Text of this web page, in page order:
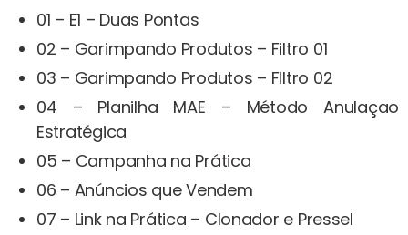
01 – E1 – Duas Pontas
02 – Garimpando Produtos – Filtro 01
03 – Garimpando Produtos – FIltro 02
04 – Planilha MAE – Método Anulaçao
Estratégica
05 – Campanha na Prática
06 – Anúncios que Vendem
07 – Link na Prática – Clonador e Pressel